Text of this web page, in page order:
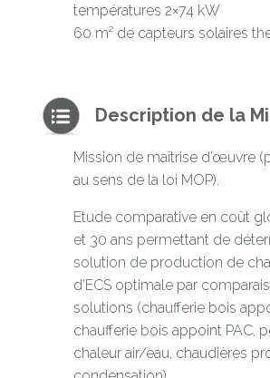
températures 2×74 kW
60 m² de capteurs solaires
Description de la
Mission de maîtrise d’œuvre
au sens de la loi MOP).
Etude comparative en coût
et 30 ans permettant de
solution de production de
d’ECS optimale par
solutions (chaufferie bois
chaufferie bois appoint PAC,
chaleur air/eau, chaudières